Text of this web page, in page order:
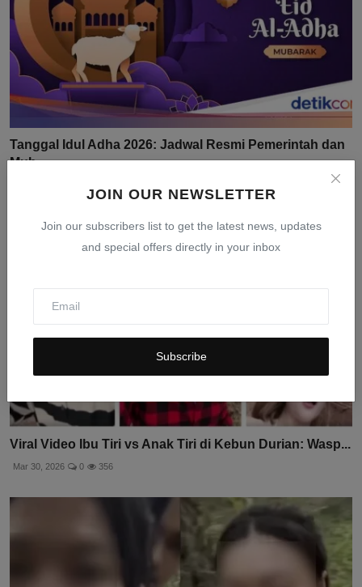
JOIN OUR NEWSLETTER
Join our subscribers list to get the latest news, updates
and special offers directly in your inbox
Subscribe
Tanggal Idul Adha 2026: Jadwal Resmi Pemerintah dan
Muh...
Viral Video Ibu Tiri vs Anak Tiri di Kebun Durian: Wasp...
Mar 30, 2026 0 356